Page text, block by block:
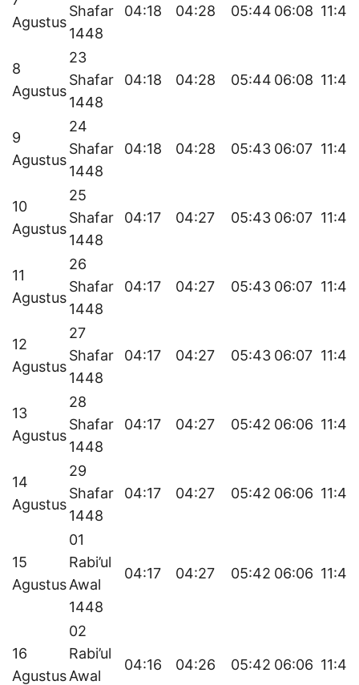
Agustus
Shafar
1448
04:18 04:28 05:44 06:08 11:45
8
Agustus
23
Shafar
1448
04:18 04:28 05:44 06:08 11:45
9
Agustus
24
Shafar
1448
04:18 04:28 05:43 06:07 11:45
10
Agustus
25
Shafar
1448
04:17 04:27 05:43 06:07 11:45
11
Agustus
26
Shafar
1448
04:17 04:27 05:43 06:07 11:45
12
Agustus
27
Shafar
1448
04:17 04:27 05:43 06:07 11:45
13
Agustus
28
Shafar
1448
04:17 04:27 05:42 06:06 11:45
14
Agustus
29
Shafar
1448
04:17 04:27 05:42 06:06 11:44
15
Agustus
01
Rabi’ul
Awal
1448
04:17 04:27 05:42 06:06 11:44
16
Agustus
02
Rabi’ul
Awal
04:16 04:26 05:42 06:06 11:44